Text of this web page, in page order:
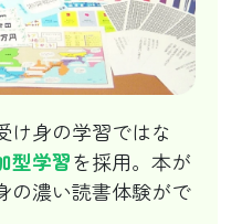
け身の学習ではな
型学習を採用。本が
の濃い読書体験がで